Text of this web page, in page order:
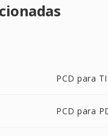
PCD para
PCD para